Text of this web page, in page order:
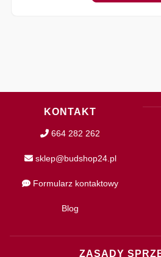
KONTAKT
664 282 262
sklep@budshop24.pl
Formularz kontaktowy
Blog
ZASADY